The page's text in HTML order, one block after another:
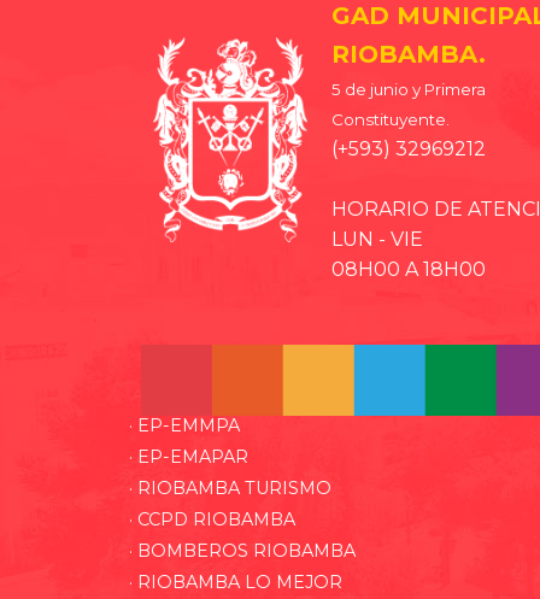
GAD
RIOBAMBA.
5 de junio y Primera
Constituyente.
(+593) 32969212
HORARIO DE
LUN - VIE
08H00 A 18H00
· EP-EMMPA
· EP-EMAPAR
· RIOBAMBA TURISMO
· CCPD RIOBAMBA
· BOMBEROS RIOBAMBA
· RIOBAMBA LO MEJOR